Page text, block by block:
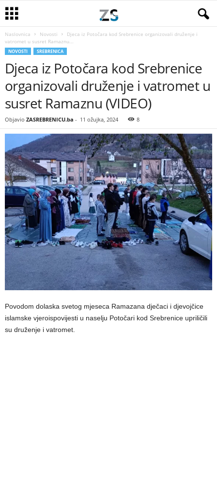
Naslovnica Novosti
Djeca iz Potočara kod Srebrenice organizovali druženje i
vatromet u susret Ramaznu...
NOVOSTI SREBRENICA
Djeca iz Potočara kod Srebrenice
organizovali druženje i vatromet u
susret Ramaznu (VIDEO)
Objavio ZASREBRENICU.ba - 11 ožujka, 2024 8
Povodom dolaska svetog mjeseca Ramazana dječaci i djevojčice
islamske vjeroispovijesti u naselju Potočari kod Srebrenice upriličili
su druženje i vatromet.